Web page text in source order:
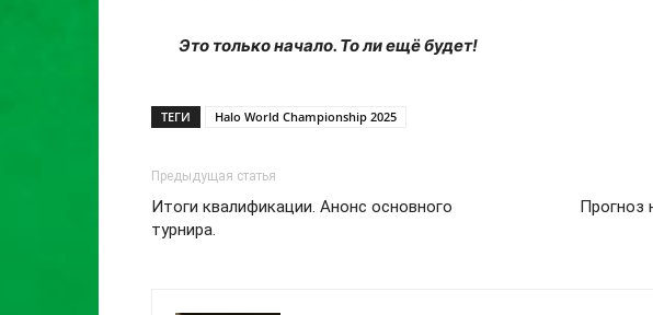
Это только начало. То ли ещё будет!
ТЕГИ Halo World Championship 2025
Предыдущая статья
Итоги квалификации. Анонс основного
турнира.
Прогноз